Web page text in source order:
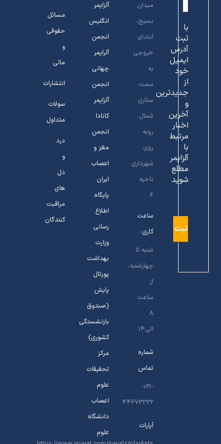
با
ثبت
آدرس
ایمیل
خود
از
جدیدترین
و
آخرین
اخبار
مرتبط
با
آلزایمر
مطلع
شوید
میدان
بسیج،
ابتدای
خروجی
به
سمت
ستاری
شمال،
روبه
روی
شهرداری
ناحیه
6
ساعت
کاری:
شنبه تا
چهارشنبه،
از
ساعت
8
الی14
شماره
تماس
021-
44673332
آپارات
آلزایمر
انگلیس
انجمن
آلرایمر
چهانی
انجمن
آلزایمر
کانادا
انجمن
مغز و
اعصاب
ایران
پایگاه
اطلاع
رسانی
وزارت
بهداشت
پورتال
پایش
(صندوق
بازنشستگی
کشوری)
مرکز
تحقیقات
علوم
اعصاب
دانشگاه
علوم
مسائل
حقوقی
و
مالی
انتشارات
سولات
متداول
درد
و
دل
های
مراقبت
کنندگان